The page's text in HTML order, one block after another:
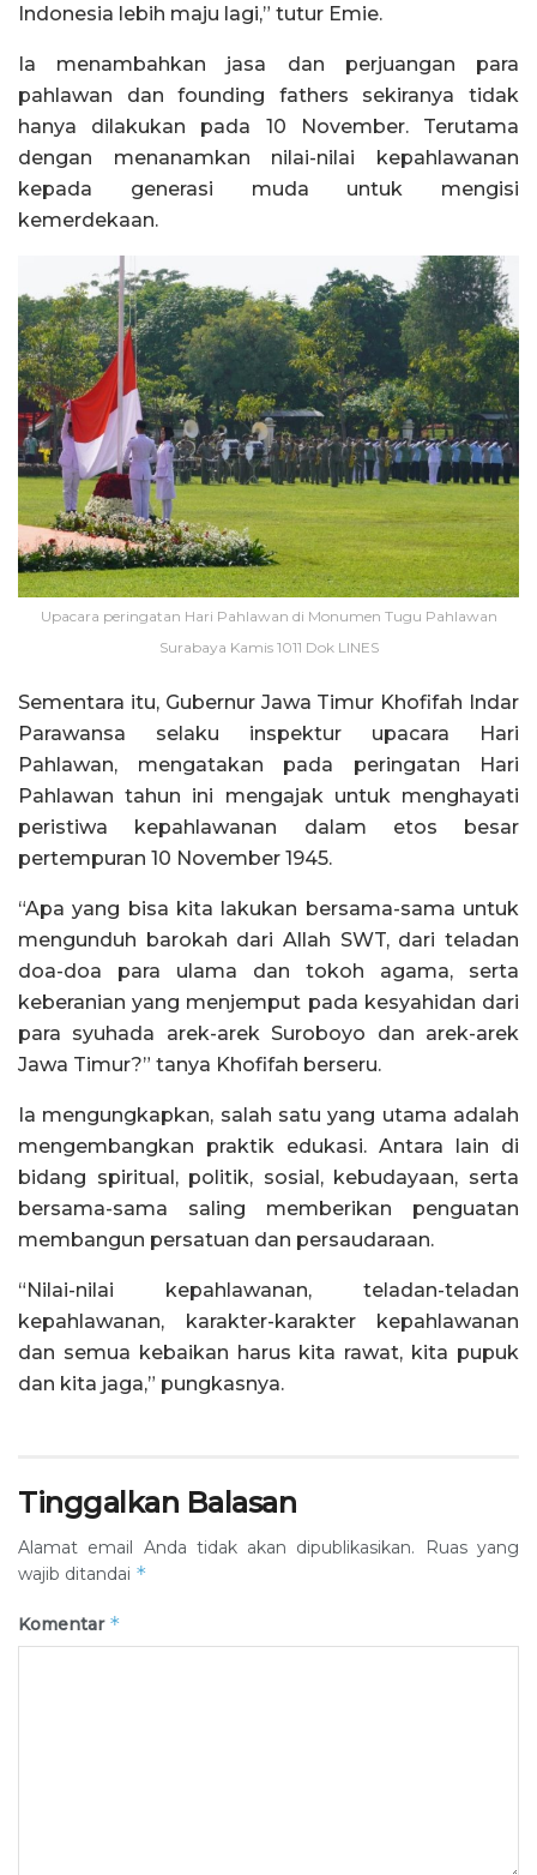
Indonesia lebih maju lagi,” tutur Emie.
Ia menambahkan jasa dan perjuangan para
pahlawan dan founding fathers sekiranya tidak
hanya dilakukan pada 10 November. Terutama
dengan menanamkan nilai-nilai kepahlawanan
kepada generasi muda untuk mengisi
kemerdekaan.
Upacara peringatan Hari Pahlawan di Monumen Tugu Pahlawan
Surabaya Kamis 1011 Dok LINES
Sementara itu, Gubernur Jawa Timur Khofifah Indar
Parawansa selaku inspektur upacara Hari
Pahlawan, mengatakan pada peringatan Hari
Pahlawan tahun ini mengajak untuk menghayati
peristiwa kepahlawanan dalam etos besar
pertempuran 10 November 1945.
“Apa yang bisa kita lakukan bersama-sama untuk
mengunduh barokah dari Allah SWT, dari teladan
doa-doa para ulama dan tokoh agama, serta
keberanian yang menjemput pada kesyahidan dari
para syuhada arek-arek Suroboyo dan arek-arek
Jawa Timur?” tanya Khofifah berseru.
Ia mengungkapkan, salah satu yang utama adalah
mengembangkan praktik edukasi. Antara lain di
bidang spiritual, politik, sosial, kebudayaan, serta
bersama-sama saling memberikan penguatan
membangun persatuan dan persaudaraan.
“Nilai-nilai kepahlawanan, teladan-teladan
kepahlawanan, karakter-karakter kepahlawanan
dan semua kebaikan harus kita rawat, kita pupuk
dan kita jaga,” pungkasnya.
Tinggalkan Balasan
Alamat email Anda tidak akan dipublikasikan.
Ruas yang
wajib ditandai *
Komentar *